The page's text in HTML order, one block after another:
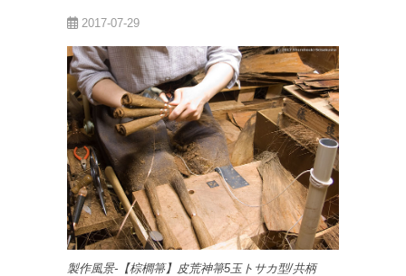
2017-07-29
製作風景-【棕櫚箒】皮荒神箒5玉トサカ型/共柄